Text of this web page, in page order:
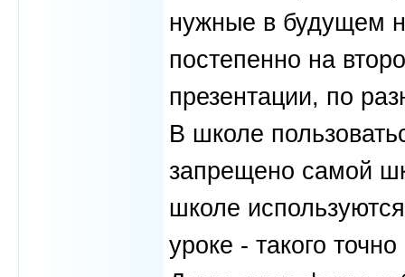
нужные в будущем
постепенно на
презентации, по
В школе
запрещено самой
школе
уроке - такого точно